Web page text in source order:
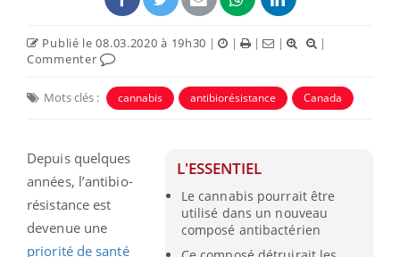
Publié le 08.03.2020 à 19h30 | | | |
|
Commenter
Mots clés : cannabis antibiorésistance Canada
L'ESSENTIEL
Le cannabis pourrait être
utilisé dans un nouveau
composé antibactérien
Depuis quelques
années, l’antibio-
résistance est
devenue une
priorité de santé